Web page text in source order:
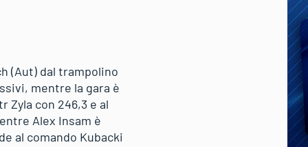
(Aut) dal trampolino
mentre la gara è
Zyla con 246,3 e al
Alex Insam è
al comando Kubacki